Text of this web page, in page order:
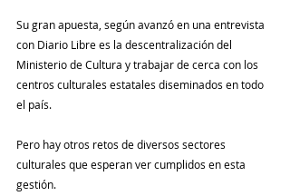
Su gran apuesta, según avanzó en una entrevista
con Diario Libre es la descentralización del
Ministerio de Cultura y trabajar de cerca con los
centros culturales estatales diseminados en todo
el país.
Pero hay otros retos de diversos sectores
culturales que esperan ver cumplidos en esta
gestión.